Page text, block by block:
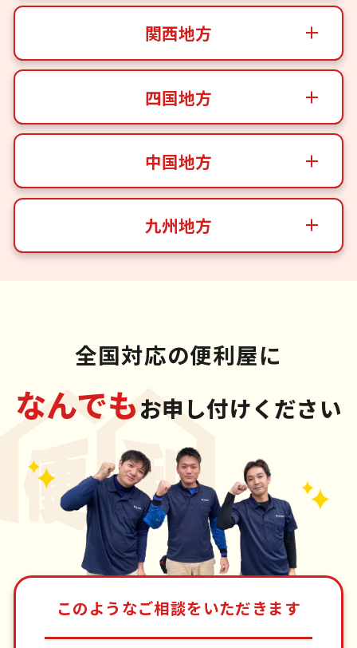
関西地方
四国地方
中国地方
九州地方
全国対応の便利屋に
なんでもお申し付けください
このようなご相談をいただきます